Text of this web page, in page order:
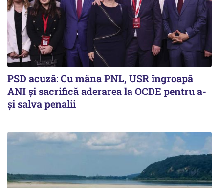
PSD acuză: Cu mâna PNL, USR îngroapă
ANI și sacrifică aderarea la OCDE pentru a-
și salva penalii